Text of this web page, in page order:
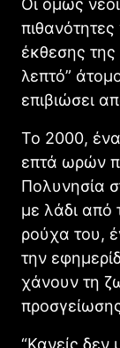
Οι όμως
έκθεσης
λεπτό”
επιβιώσει
Το 2000,
επτά ωρών
Πολυνησία
με λάδι από
ρούχα του,
την
χάνουν τη
“Κανείς δεν